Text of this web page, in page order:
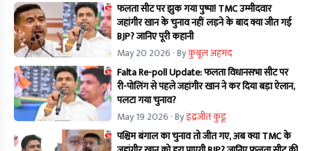
फलता सीट पर झुक गया पुष्पा! TMC उम्मीदवार
जहांगीर खान के चुनाव नहीं लड़ने के बाद क्या जीत गई
BJP? जानिए पूरी कहानी
May 20 2026 · Byकुबूल अहमद
Falta Re-poll Update: फलता विधानसभा सीट पर
री-पोलिंग से पहले जहांगीर खान ने कर दिया बड़ा ऐलान,
पलटा गया चुनाव?
May 19 2026 · Byइंद्रजीत कुंडू
पश्चिम बंगाल का चुनाव तो जीत गए, अब क्या TMC के